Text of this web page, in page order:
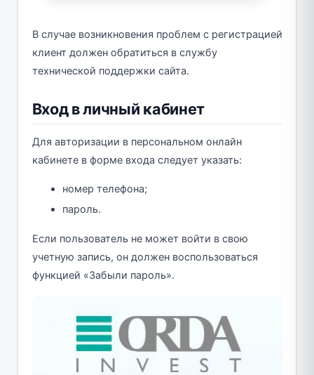
В случае возникновения проблем с регистрацией
клиент должен обратиться в службу
технической поддержки сайта.
Вход в личный кабинет
Для авторизации в персональном онлайн
кабинете в форме входа следует указать:
номер телефона;
пароль.
Если пользователь не может войти в свою
учетную запись, он должен воспользоваться
функцией «Забыли пароль».